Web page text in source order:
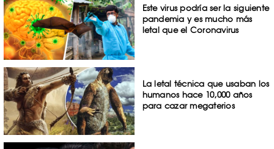
Este virus podría ser la siguiente
pandemia y es mucho más
letal que el Coronavirus
La letal técnica que usaban los
humanos hace 10,000 años
para cazar megaterios